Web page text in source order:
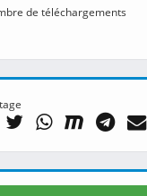
de téléchargements